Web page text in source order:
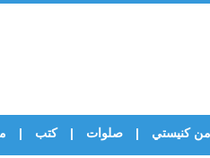
كنيستي صلوات كتب